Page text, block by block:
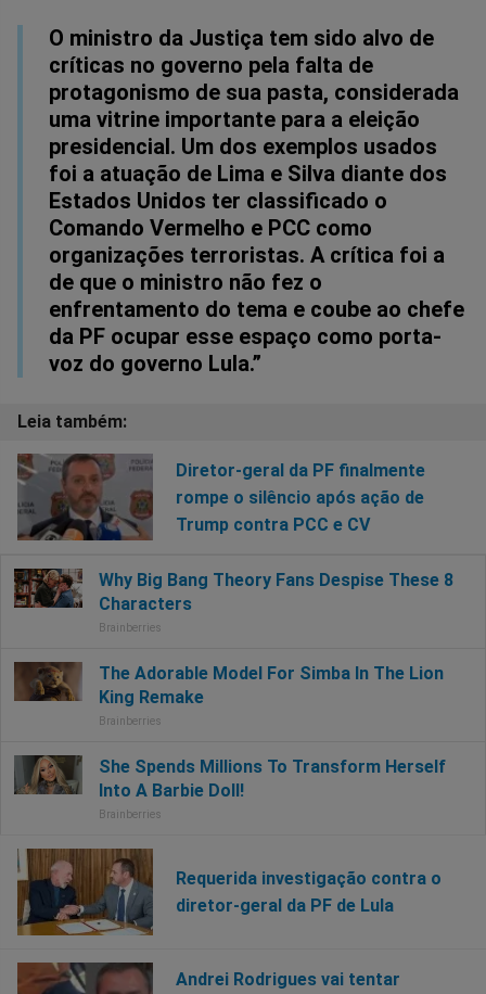
O ministro da Justiça tem sido alvo de
críticas no governo pela falta de
protagonismo de sua pasta, considerada
uma vitrine importante para a eleição
presidencial. Um dos exemplos usados
foi a atuação de Lima e Silva diante dos
Estados Unidos ter classificado o
Comando Vermelho e PCC como
organizações terroristas. A crítica foi a
de que o ministro não fez o
enfrentamento do tema e coube ao chefe
da PF ocupar esse espaço como porta-
voz do governo Lula.”
Diretor-geral da PF finalmente
rompe o silêncio após ação de
Trump contra PCC e CV
Requerida investigação contra o
diretor-geral da PF de Lula
Andrei Rodrigues vai tentar